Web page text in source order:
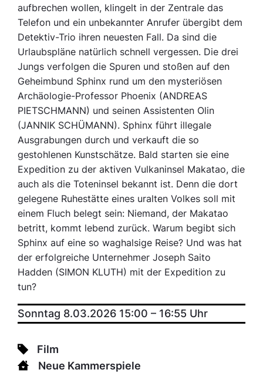
aufbrechen wollen, klingelt in der Zentrale das
Telefon und ein unbekannter Anrufer übergibt dem
Detektiv-Trio ihren neuesten Fall. Da sind die
Urlaubspläne natürlich schnell vergessen. Die drei
Jungs verfolgen die Spuren und stoßen auf den
Geheimbund Sphinx rund um den mysteriösen
Archäologie-Professor Phoenix (ANDREAS
PIETSCHMANN) und seinen Assistenten Olin
(JANNIK SCHÜMANN). Sphinx führt illegale
Ausgrabungen durch und verkauft die so
gestohlenen Kunstschätze. Bald starten sie eine
Expedition zu der aktiven Vulkaninsel Makatao, die
auch als die Toteninsel bekannt ist. Denn die dort
gelegene Ruhestätte eines uralten Volkes soll mit
einem Fluch belegt sein: Niemand, der Makatao
betritt, kommt lebend zurück. Warum begibt sich
Sphinx auf eine so waghalsige Reise? Und was hat
der erfolgreiche Unternehmer Joseph Saito
Hadden (SIMON KLUTH) mit der Expedition zu
tun?
Sonntag 8.03.2026 15:00 – 16:55 Uhr
Film
Neue Kammerspiele